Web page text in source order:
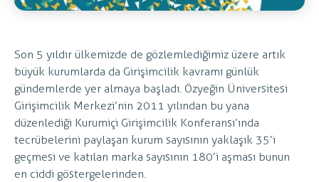
Son 5 yıldır ülkemizde de gözlemlediğimiz üzere artık
büyük kurumlarda da Girişimcilik kavramı günlük
gündemlerde yer almaya başladı. Özyeğin Üniversitesi
Girişimcilik Merkezi’nin 2011 yılından bu yana
düzenlediği Kurumiçi Girişimcilik Konferansı’ında
tecrübelerini paylaşan kurum sayısının yaklaşık 35’i
geçmesi ve katılan marka sayısının 180’i aşması bunun
en ciddi göstergelerinden.